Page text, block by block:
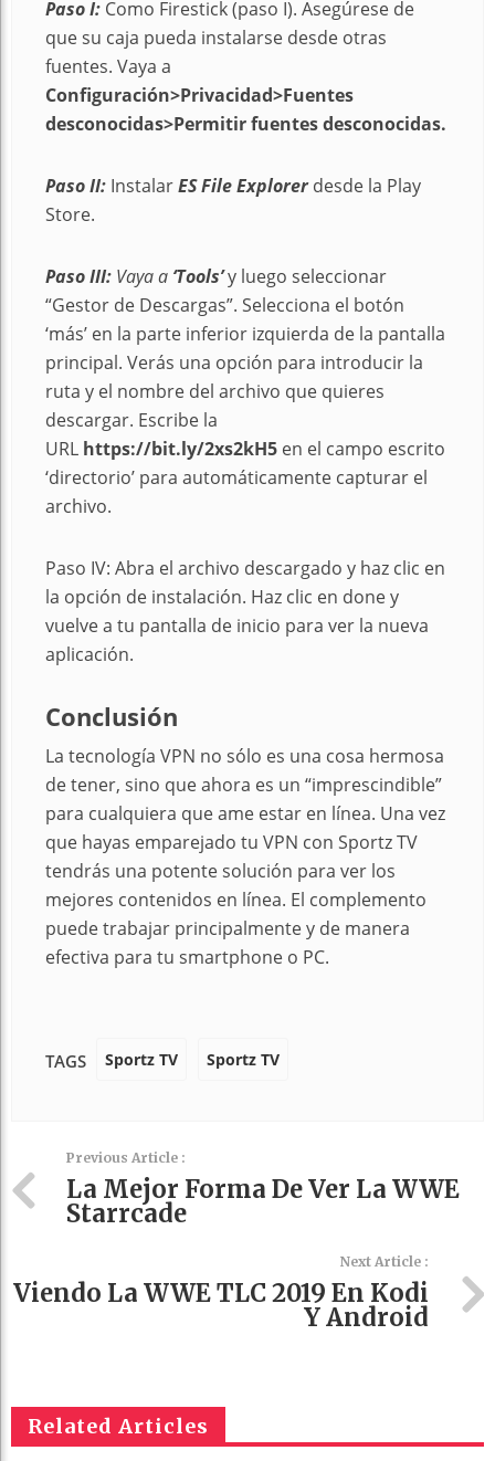
Paso I: Como Firestick (paso I). Asegúrese de
que su caja pueda instalarse desde otras
fuentes. Vaya a
Configuración>Privacidad>Fuentes
desconocidas>Permitir fuentes desconocidas.
Paso II: InstalarES File Explorerdesde la Play
Store.
Paso III: Vaya a ‘Tools’y luego seleccionar
“Gestor de Descargas”. Selecciona el botón
‘más’ en la parte inferior izquierda de la pantalla
principal. Verás una opción para introducir la
ruta y el nombre del archivo que quieres
descargar. Escribe la
URL https://bit.ly/2xs2kH5 en el campo escrito
‘directorio’ para automáticamente capturar el
archivo.
Paso IV: Abra el archivo descargado y haz clic en
la opción de instalación. Haz clic en done y
vuelve a tu pantalla de inicio para ver la nueva
aplicación.
Conclusión
La tecnología VPN no sólo es una cosa hermosa
de tener, sino que ahora es un “imprescindible”
para cualquiera que ame estar en línea. Una vez
que hayas emparejado tu VPN con Sportz TV
tendrás una potente solución para ver los
mejores contenidos en línea. El complemento
puede trabajar principalmente y de manera
efectiva para tu smartphone o PC.
TAGS Sportz TV Sportz TV
Previous Article :
La Mejor Forma De Ver La WWE
Starrcade
Next Article :
Viendo La WWE TLC 2019 En Kodi
Y Android
Related Articles